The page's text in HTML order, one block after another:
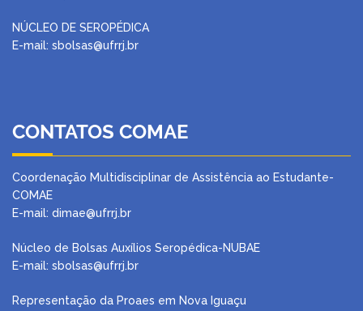
NÚCLEO DE SEROPÉDICA
E-mail: sbolsas@ufrrj.br
CONTATOS COMAE
Coordenação Multidisciplinar de Assistência ao Estudante-
COMAE
E-mail: dimae@ufrrj.br
Núcleo de Bolsas Auxílios Seropédica-NUBAE
E-mail: sbolsas@ufrrj.br
Representação da Proaes em Nova Iguaçu